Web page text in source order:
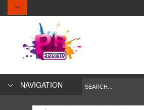
NAVIGATION